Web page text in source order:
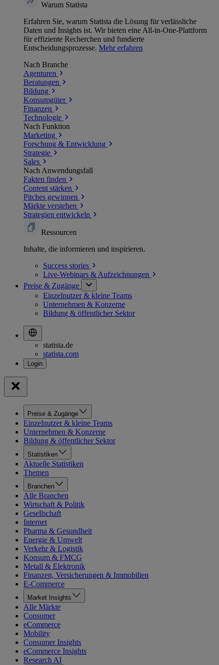
Warum Statista
Erfahren Sie, warum Statista die Lösung für verlässliche
Daten und Insights ist. Wir bieten eine All-in-One-Plattform
für effiziente Recherchen und fundierte
Entscheidungsprozesse. Mehr erfahren
Nach Branche
Agenturen
Beratungen
Bildung
Konsumgüter
Finanzen
Technologie
Nach Funktion
Marketing
Forschung & Entwicklung
Strategie
Sales
Nach Anwendungsfall
Fakten finden
Content stärken
Pitches gewinnen
Märkte verstehen
Strategien entwickeln
Ressourcen
Inhalte, die informieren und inspirieren.
Success stories
Live-Webinars & Aufzeichnungen
Preise & Zugänge
Einzelnutzer & kleine Teams
Unternehmen & Konzerne
Bildung & öffentlicher Sektor
statista.de
statista.com
Preise & Zugänge
Einzelnutzer & kleine Teams
Unternehmen & Konzerne
Bildung & öffentlicher Sektor
Statistiken
Aktuelle Statistiken
Themen
Branchen
Alle Branchen
Wirtschaft & Politik
Gesellschaft
Internet
Pharma & Gesundheit
Energie & Umwelt
Verkehr & Logistik
Konsum & FMCG
Metall & Elektronik
Finanzen, Versicherungen & Immobilien
E-Commerce
Market Insights
Alle Märkte
Consumer
eCommerce
Mobility
Consumer Insights
eCommerce Insights
Research AI